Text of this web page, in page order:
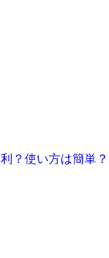
？使い方は簡単？